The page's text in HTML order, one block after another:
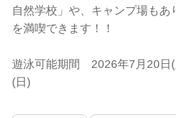
自然学校」や、キャンプ場もあ
を満喫できます！！
遊泳可能期間 2026年7月20日(
(日)